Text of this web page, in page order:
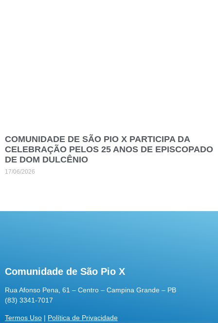
COMUNIDADE DE SÃO PIO X PARTICIPA DA
CELEBRAÇÃO PELOS 25 ANOS DE EPISCOPADO
DE DOM DULCÊNIO
17/06/2026
Comunidade de São Pio X
Rua Afonso Pena, 61 – Centro – Campina Grande – PB
(83) 3341-7017
Termos Uso | Política de Privacidade